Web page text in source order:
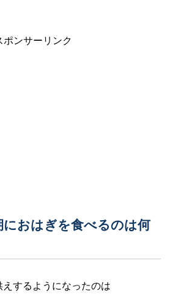
ポンサーリンク
におはぎを食べるのは何
するようになったのは